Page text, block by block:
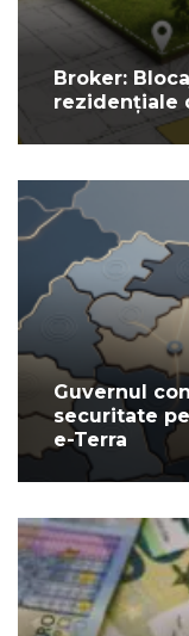
Broker:
rezidențiale
Guvernul
securitate
e-Terra